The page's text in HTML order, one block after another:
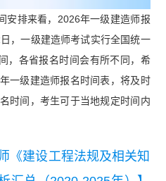
安排来看，2026年一级建造师报
，一级建造师考试实行全国统一
，各省报名时间会有所不同，希
一级建造师报名时间表，将及时
时间，考生可于当地规定时间内
《建设工程法规及相关知